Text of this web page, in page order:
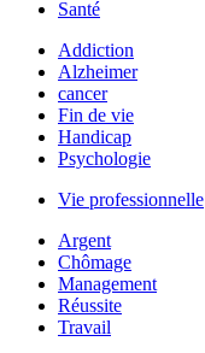
Santé
Addiction
Alzheimer
cancer
Fin de vie
Handicap
Psychologie
Vie professionnelle
Argent
Chômage
Management
Réussite
Travail